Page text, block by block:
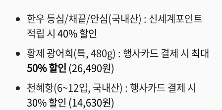
한우 등심/채끝/안심(국내산) : 신세계포인트
적립 시 40% 할인
황제 광어회(특, 480g) : 행사카드 결제 시 최대
50% 할인 (26,490원)
천혜항(6~12입, 국내산) : 행사카드 결제 시
30% 할인 (14,630원)